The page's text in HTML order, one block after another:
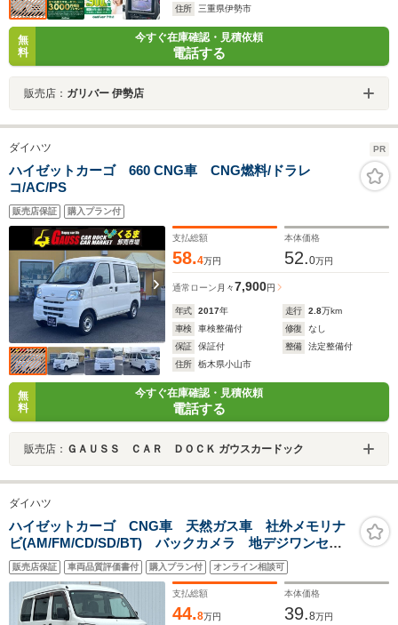
住所
三重県伊勢市
無
料
今すぐ在庫確認・見積依頼
電話する
販売店： ガリバー 伊勢店
ダイハツ PR
ハイゼットカーゴ 660 CNG車 CNG燃料/ドラレ
コ/AC/PS
販売店保証 購入プラン付
支払総額
58.4万円
本体価格
52.0万円
通常ローン 月々7,900円
年式 2017年 走行 2.8万km
車検
車検整備付 修復
なし
保証
保証付 整備
法定整備付
住所
栃木県小山市
無
料
今すぐ在庫確認・見積依頼
電話する
販売店： ＧＡＵＳＳ ＣＡＲ ＤＯＣＫ ガウスカードック
ダイハツ
ハイゼットカーゴ CNG車 天然ガス車 社外メモリナ
ビ(AM/FM/CD/SD/BT) バックカメラ 地デジワンセ
グ ETC 前方ドライブレコーダー 前後コーナーセン
サー 社外フロアマット ドアバイザー パワーウィン
ドウ ABS
販売店保証 車両品質評価書付 購入プラン付 オンライン相談可
支払総額
44.8万円
本体価格
39.8万円